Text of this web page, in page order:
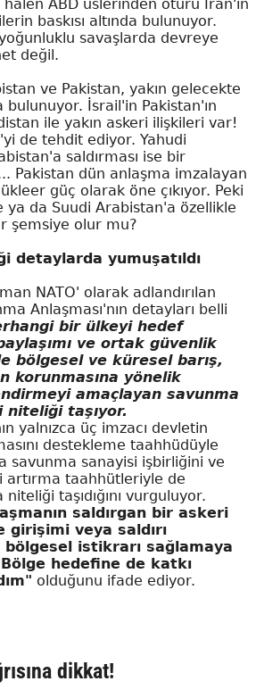
ABD üslerinden ötürü İran'ın
baskısı altında bulunuyor.
savaşlarda devreye
değil.
ve Pakistan, yakın gelecekte
bulunuyor. İsrail'in Pakistan'ın
ile yakın askeri ilişkileri var!
de tehdit ediyor. Yahudi
saldırması ise bir
Pakistan dün anlaşma imzalayan
güç olarak öne çıkıyor. Peki
ya da Suudi Arabistan'a özellikle
şemsiye olur mu?
detaylarda yumuşatıldı
NATO' olarak adlandırılan
Anlaşması'nın detayları belli
bir ülkeyi hedef
ve ortak güvenlik
bölgesel ve küresel barış,
korunmasına yönelik
amaçlayan savunma
niteliği taşıyor.
yalnızca üç imzacı devletin
destekleme taahhüdüyle
savunma sanayisi işbirliğini ve
artırma taahhütleriyle de
taşıdığını vurguluyor.
saldırgan bir askeri
girişimi veya saldırı
bölgesel istikrarı sağlamaya
hedefine de katkı
olduğunu ifade ediyor.
dikkat!